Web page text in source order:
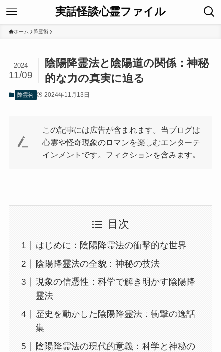
実話怪談心霊ファイル
ホーム 降霊術
陰陽降霊法と陰陽道の関係：神秘
的な力の真実に迫る
2024
11/09
降霊術 2024年11月13日
この記事には広告が含まれます。当ブログは
心霊や怪奇現象のロマンを楽しむエンターテ
インメントです。フィクションを含みます。
目次
はじめに：陰陽降霊法の衝撃的な世界
陰陽降霊法の全貌：神秘の技法
現象の信憑性：科学で解き明かす陰陽降
霊法
歴史を動かした陰陽降霊法：衝撃の逸話
集
陰陽降霊法の現代的意義：科学と神秘の